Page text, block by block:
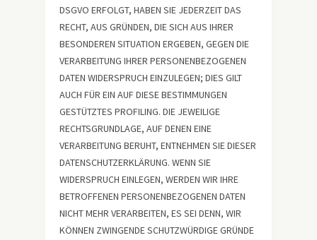
DSGVO ERFOLGT, HABEN SIE JEDERZEIT DAS
RECHT, AUS GRÜNDEN, DIE SICH AUS IHRER
BESONDEREN SITUATION ERGEBEN, GEGEN DIE
VERARBEITUNG IHRER PERSONENBEZOGENEN
DATEN WIDERSPRUCH EINZULEGEN; DIES GILT
AUCH FÜR EIN AUF DIESE BESTIMMUNGEN
GESTÜTZTES PROFILING. DIE JEWEILIGE
RECHTSGRUNDLAGE, AUF DENEN EINE
VERARBEITUNG BERUHT, ENTNEHMEN SIE DIESER
DATENSCHUTZERKLÄRUNG. WENN SIE
WIDERSPRUCH EINLEGEN, WERDEN WIR IHRE
BETROFFENEN PERSONENBEZOGENEN DATEN
NICHT MEHR VERARBEITEN, ES SEI DENN, WIR
KÖNNEN ZWINGENDE SCHUTZWÜRDIGE GRÜNDE